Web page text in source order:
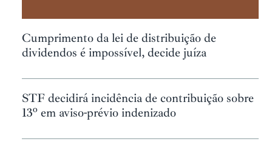
Cumprimento da lei de distribuição de
dividendos é impossível, decide juíza
STF decidirá incidência de contribuição sobre
13º em aviso-prévio indenizado